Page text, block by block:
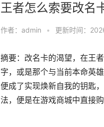
王者怎么索要改名
作者： admin • 更新时间：
摘要：改名卡的渴望，在王
字，或是那个与当前本命英
便成了实现焕新自我的钥匙
法，便是在游戏商城中直接